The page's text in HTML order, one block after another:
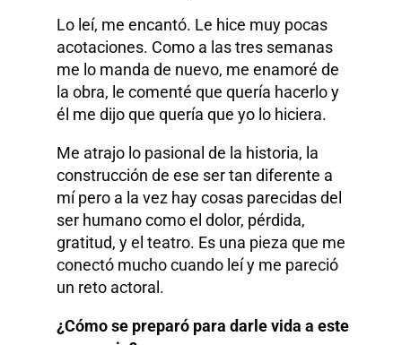
Lo leí, me encantó. Le hice muy pocas
acotaciones. Como a las tres semanas
me lo manda de nuevo, me enamoré de
la obra, le comenté que quería hacerlo y
él me dijo que quería que yo lo hiciera.
Me atrajo lo pasional de la historia, la
construcción de ese ser tan diferente a
mí pero a la vez hay cosas parecidas del
ser humano como el dolor, pérdida,
gratitud, y el teatro. Es una pieza que me
conectó mucho cuando leí y me pareció
un reto actoral.
¿Cómo se preparó para darle vida a este